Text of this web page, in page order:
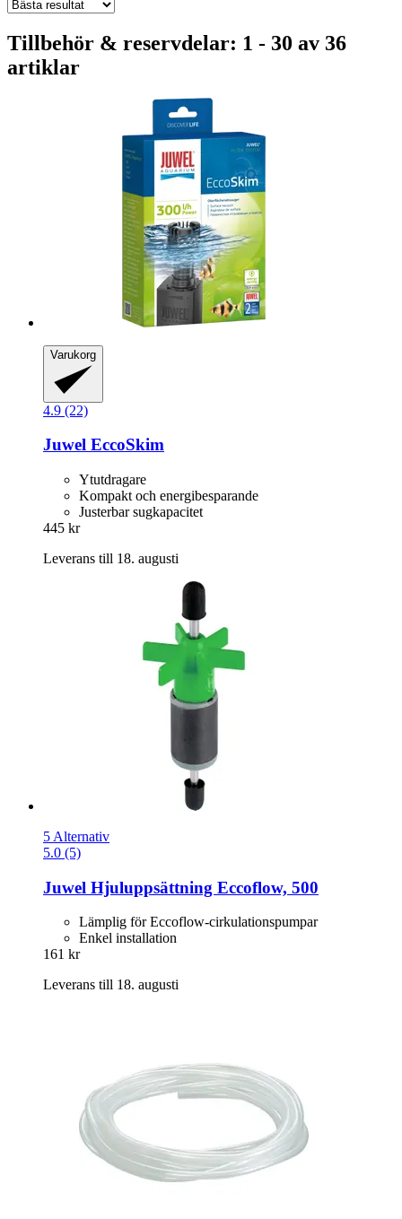
Tillbehör & reservdelar: 1 - 30 av 36
artiklar
Varukorg
4.9 (22)
Juwel EccoSkim
Ytutdragare
Kompakt och energibesparande
Justerbar sugkapacitet
445 kr
Leverans till 18. augusti
5 Alternativ
5.0 (5)
Juwel Hjuluppsättning Eccoflow, 500
Lämplig för Eccoflow-cirkulationspumpar
Enkel installation
161 kr
Leverans till 18. augusti